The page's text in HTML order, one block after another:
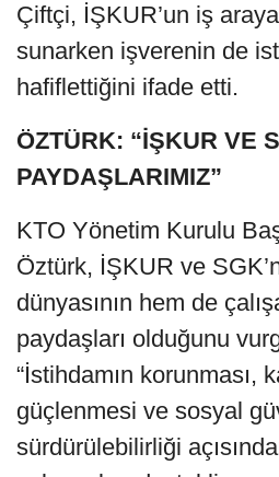
Çiftçi, İŞKUR’un iş
sunarken işverenin de
hafiflettiğini ifade etti.
ÖZTÜRK: “İŞKUR VE
PAYDAŞLARIMIZ”
KTO Yönetim Kurulu
Öztürk, İŞKUR ve
dünyasının hem de
paydaşları olduğunu
“İstihdamın korunması,
güçlenmesi ve sosyal
sürdürülebilirliği